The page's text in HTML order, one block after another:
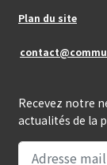
Plan du site
Recevez notre
actualités de la